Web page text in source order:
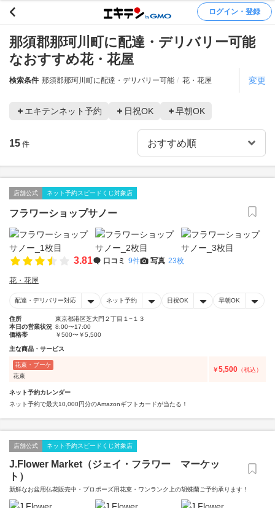
ログイン・登録
那須郡那珂川町に配達・デリバリー可能
なおすすめ花・花屋
検索条件 那須郡那珂川町に配達・デリバリー可能 花・花屋 変更
エキテンネット予約 日祝OK 早朝OK
15 件
店舗公式 ネット予約スピードくじ対象店
フラワーショップサノー
3.81 口コミ 9件 写真 23枚
花・花屋
配達・デリバリー対応 ネット予約 日祝OK 早朝OK
住所
東京都港区芝大門２丁目１−１３
本日の営業状況 8:00〜17:00
価格帯
￥500〜￥5,500
主な商品・サービス
花束・ブーケ
花束
￥5,500 （税込）
ネット予約カレンダー
ネット予約で最大10,000円分のAmazonギフトカードが当たる！
店舗公式 ネット予約スピードくじ対象店
J.Flower Market（ジェイ・フラワー マーケッ
ト）
新鮮なお盆用仏花販売中・プロポーズ用花束・ワンランク上の胡蝶蘭ご予約承ります！